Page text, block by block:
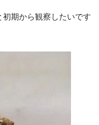
期から観察したいです